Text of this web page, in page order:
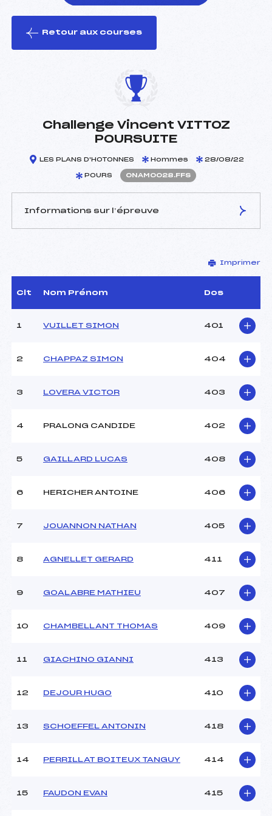
le ski
Retour aux courses
Challenge Vincent VITTOZ
POURSUITE
LES PLANS D'HOTONNES Hommes 28/08/22
POURS ONAM0028.FFS
Informations sur l’épreuve
LEBAS QUENTIN (MB)
D.T Adjoint :
BERTHET GILLES (LY)
Dir. Epreuve :
MARCELAT FRANCOIS
Point Haut :
17.6600
SEN
Imprimer
Clt Nom Prénom Dos
1 VUILLET SIMON 401
2 CHAPPAZ SIMON 404
3 LOVERA VICTOR 403
4 PRALONG CANDIDE 402
5 GAILLARD LUCAS 408
6 HERICHER ANTOINE 406
7 JOUANNON NATHAN 405
8 AGNELLET GERARD 411
9 GOALABRE MATHIEU 407
10 CHAMBELLANT THOMAS 409
11 GIACHINO GIANNI 413
12 DEJOUR HUGO 410
13 SCHOEFFEL ANTONIN 418
14 PERRILLAT BOITEUX TANGUY 414
15 FAUDON EVAN 415